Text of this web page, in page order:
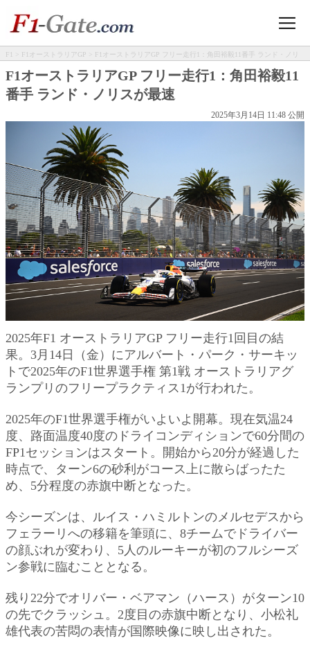
F1 > F1オーストラリアGP > F1オーストラリアGP フリー走行1：角田裕毅11番手 ランド・ノリ
スが最速
F1オーストラリアGP フリー走行1：角田裕毅11
番手 ランド・ノリスが最速
2025年3月14日 11:48 公開
2025年F1 オーストラリアGP フリー走行1回目の結
果。3月14日（金）にアルバート・パーク・サーキッ
トで2025年のF1世界選手権 第1戦 オーストラリアグ
ランプリのフリープラクティス1が行われた。
2025年のF1世界選手権がいよいよ開幕。現在気温24
度、路面温度40度のドライコンディションで60分間の
FP1セッションはスタート。開始から20分が経過した
時点で、ターン6の砂利がコース上に散らばったた
め、5分程度の赤旗中断となった。
今シーズンは、ルイス・ハミルトンのメルセデスから
フェラーリへの移籍を筆頭に、8チームでドライバー
の顔ぶれが変わり、5人のルーキーが初のフルシーズ
ン参戦に臨むこととなる。
残り22分でオリバー・ベアマン（ハース）がターン10
の先でクラッシュ。2度目の赤旗中断となり、小松礼
雄代表の苦悶の表情が国際映像に映し出された。